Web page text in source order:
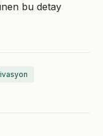
bu detay